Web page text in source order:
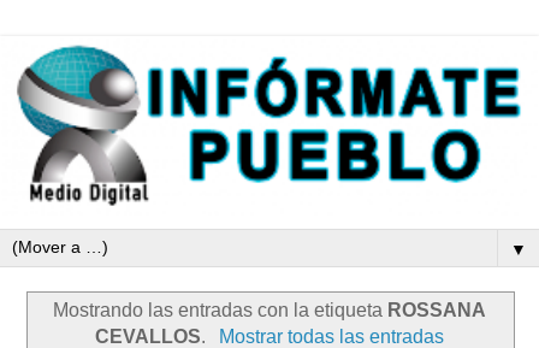
▼
Mostrando las entradas con la etiqueta ROSSANA
CEVALLOS. Mostrar todas las entradas